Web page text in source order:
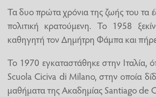
Τα δυο πρώτα χρόνια της ζωής του τα
πολιτική κρατούμενη. Το 1958
καθηγητή τον Δημήτρη Φάμπα και
Το 1970 εγκαταστάθηκε στην Ιταλία,
Scuola Ciciva di Milano, στην οποία
μαθήματα της Ακαδημίας Santiago de